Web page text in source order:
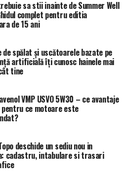
sa stii inainte de Summer Well
complet pentru editia
de 15 ani
de spălat și uscătoarele bazate pe
artificială îți cunosc hainele mai
tine
VMP USVO 5W30 – ce avantaje
ce motoare este
deschide un sediu nou in
cadastru, intabulare si trasari